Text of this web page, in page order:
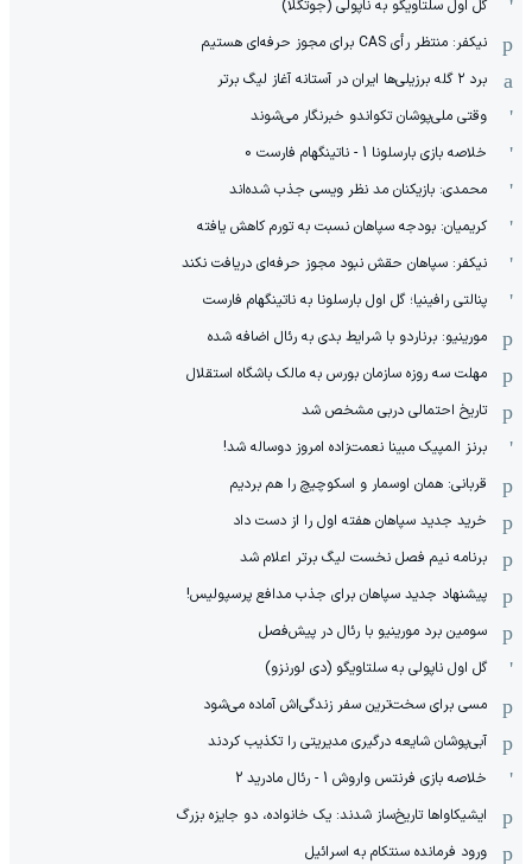
گل اول سلتاویگو به ناپولی (جوتگلا)
نیکفر: منتظر رأی CAS برای مجوز حرفه‌ای هستیم
برد ۲ گله برزیلی‌ها ایران در آستانه آغاز لیگ برتر
وقتی ملی‌پوشان تکواندو خبرنگار می‌شوند
خلاصه بازی بارسلونا 1 - ناتینگهام فارست 0
محمدی: بازیکنان مد نظر ویسی جذب شده‌اند
کریمیان: بودجه سپاهان نسبت به تورم کاهش یافته
نیکفر: سپاهان حقش نبود مجوز حرفه‌ای دریافت نکند
پنالتی رافینیا؛ گل اول بارسلونا به ناتینگهام فارست
مورینیو: برناردو با شرایط بدی به رئال اضافه شده
مهلت سه روزه سازمان بورس به مالک باشگاه استقلال
تاریخ احتمالی دربی مشخص شد
برنز المپیک مبینا نعمت‌زاده امروز دوساله شد!
قربانی: همان اوسمار و اسکوچیچ را هم بردیم
خرید جدید سپاهان هفته اول را از دست داد
برنامه نیم فصل نخست لیگ برتر اعلام شد
پیشنهاد جدید سپاهان برای جذب مدافع پرسپولیس!
سومین برد مورینیو با رئال در پیش‌فصل
گل اول ناپولی به سلتاویگو (دی لورنزو)
مسی برای سخت‌ترین سفر زندگی‌اش آماده می‌شود
آبی‌پوشان شایعه درگیری مدیریتی را تکذیب کردند
خلاصه بازی فرنتس واروش 1 - رئال مادرید 2
ایشیکاوا‌ها تاریخ‌ساز شدند: یک خانواده، دو جایزه بزرگ
ورود فرمانده سنتکام به اسرائیل